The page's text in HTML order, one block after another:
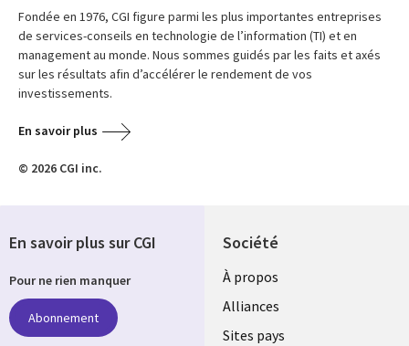
Fondée en 1976, CGI figure parmi les plus importantes entreprises
de services-conseils en technologie de l’information (TI) et en
management au monde. Nous sommes guidés par les faits et axés
sur les résultats afin d’accélérer le rendement de vos
investissements.
En savoir plus
© 2026 CGI inc.
Société
À propos
Alliances
Sites pays
En savoir plus sur CGI
Pour ne rien manquer
Abonnement